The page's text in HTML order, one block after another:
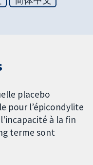
placebo
pour l’épicondylite
à la fin
terme sont